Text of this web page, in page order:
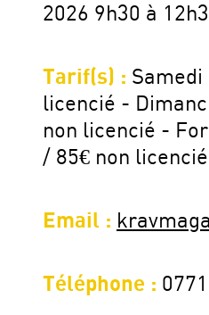
2026 9h30 à
Tarif(s) : Samedi
licencié -
non licencié -
/ 85€ non
Email :
Téléphone :